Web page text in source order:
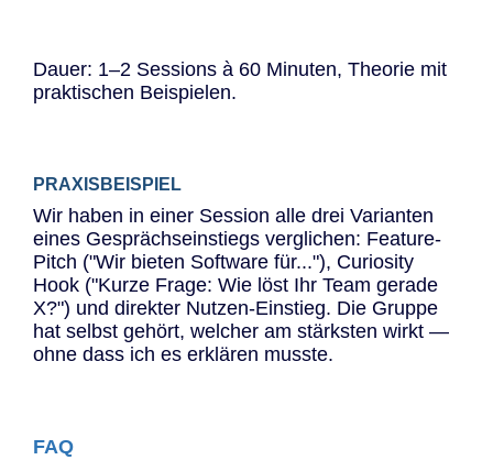
Dauer: 1–2 Sessions à 60 Minuten, Theorie mit
praktischen Beispielen.
PRAXISBEISPIEL
Wir haben in einer Session alle drei Varianten
eines Gesprächseinstiegs verglichen: Feature-
Pitch ("Wir bieten Software für..."), Curiosity
Hook ("Kurze Frage: Wie löst Ihr Team gerade
X?") und direkter Nutzen-Einstieg. Die Gruppe
hat selbst gehört, welcher am stärksten wirkt —
ohne dass ich es erklären musste.
FAQ